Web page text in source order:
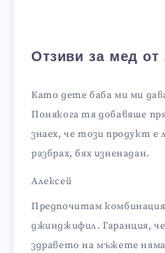
Отзиви за мед от
Като дете баба ми ми
Понякога тя добавяше
знаех, че този продукт е
разбрах, бях изненадан.
Алексей
Предпочитам
джинджифил. Гаранция,
здравето на мъжете